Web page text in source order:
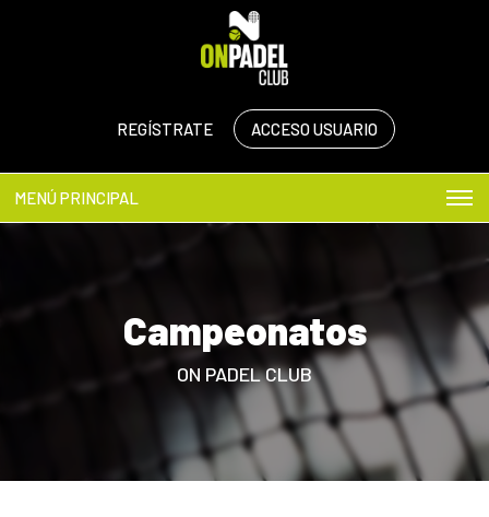
REGÍSTRATE ACCESO USUARIO
MENÚ PRINCIPAL
Campeonatos
ON PADEL CLUB